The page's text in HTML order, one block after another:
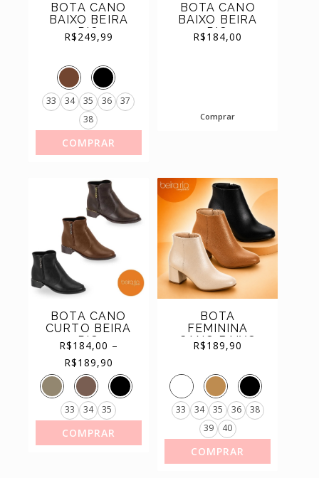
BOTA CANO
BAIXO BEIRA
RIO
CONFORTO
R$249,99
33 34 35 36
37
38
COMPRAR
BOTA CANO
BAIXO BEIRA
RIO
REF.9076.108
R$184,00
Comprar
BOTA CANO
CURTO BEIRA
RIO
REF.9045.347
R$184,00 –
R$189,90
33 34 35
COMPRAR
BOTA
FEMININA
CANO BAIXO
SALTO BLOCO
R$189,90
33 34 35 36
38
39
40
COMPRAR
SCARPINS
SAPATILHAS